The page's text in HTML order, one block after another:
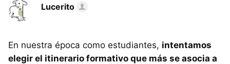
Lucerito
En nuestra época como estudiantes, intentamos
elegir el itinerario formativo que más se asocia a